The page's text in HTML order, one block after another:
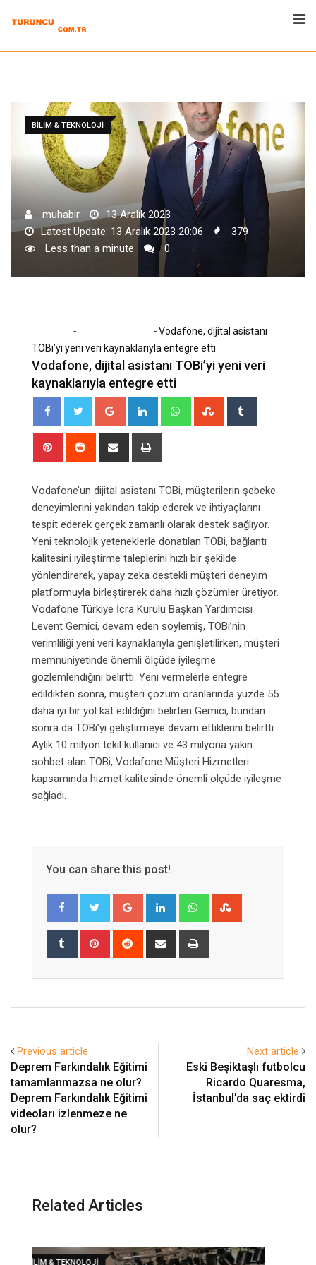
BILIM & TEKNOLOJI
muhabir
13 Aralık 2023
Latest Update: 13 Aralık 2023 20:06
379
Less than a minute
0
- -Vodafone, dijital asistanı
TOBi’yi yeni veri kaynaklarıyla entegre etti
Vodafone, dijital asistanı TOBi’yi yeni veri
kaynaklarıyla entegre etti
Google+ LinkedIn WhatsappStumbleUpon
Pinterest Reddit
Share
Vodafone’un dijital asistanı TOBi, müşterilerin şebeke
deneyimlerini yakından takip ederek ve ihtiyaçlarını
tespit ederek gerçek zamanlı olarak destek sağlıyor.
Yeni teknolojik yeteneklerle donatılan TOBi, bağlantı
kalitesini iyileştirme taleplerini hızlı bir şekilde
yönlendirerek, yapay zeka destekli müşteri deneyim
platformuyla birleştirerek daha hızlı çözümler üretiyor.
Vodafone Türkiye İcra Kurulu Başkan Yardımcısı
Levent Gemici, devam eden söylemiş, TOBi’nin
verimliliği yeni veri kaynaklarıyla genişletilirken, müşteri
memnuniyetinde önemli ölçüde iyileşme
gözlemlendiğini belirtti. Yeni vermelerle entegre
edildikten sonra, müşteri çözüm oranlarında yüzde 55
daha iyi bir yol kat edildiğini belirten Gemici, bundan
sonra da TOBi’yi geliştirmeye devam ettiklerini belirtti.
Aylık 10 milyon tekil kullanıcı ve 43 milyona yakın
sohbet alan TOBi, Vodafone Müşteri Hizmetleri
kapsamında hizmet kalitesinde önemli ölçüde iyileşme
sağladı.
You can share this post!
Google+ LinkedIn Whatsapp
Tumblr Pinterest Reddit
Share
Previous article
Deprem Farkındalık Eğitimi
tamamlanmazsa ne olur?
Deprem Farkındalık Eğitimi
videoları izlenmeze ne
olur?
Next article
Eski Beşiktaşlı futbolcu
Ricardo Quaresma,
İstanbul’da saç ektirdi
Related Articles
BILIM & TEKNOLOJI